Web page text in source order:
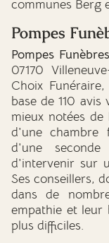
communes Berg
Pompes
Pompes
07170
Choix
base de 110
mieux notées
d'une chambre
d'une
d'intervenir sur
Ses conseillers,
dans de
empathie et leur
plus difficiles.